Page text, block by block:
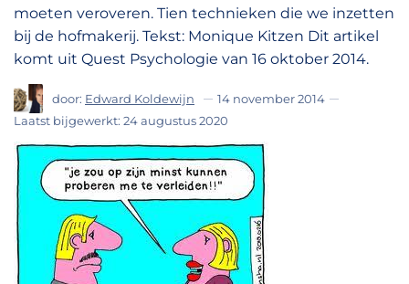
moeten veroveren. Tien technieken die we inzetten
bij de hofmakerij. Tekst: Monique Kitzen Dit artikel
komt uit Quest Psychologie van 16 oktober 2014.
door: Edward Koldewijn
14 november 2014
Laatst bijgewerkt: 24 augustus 2020